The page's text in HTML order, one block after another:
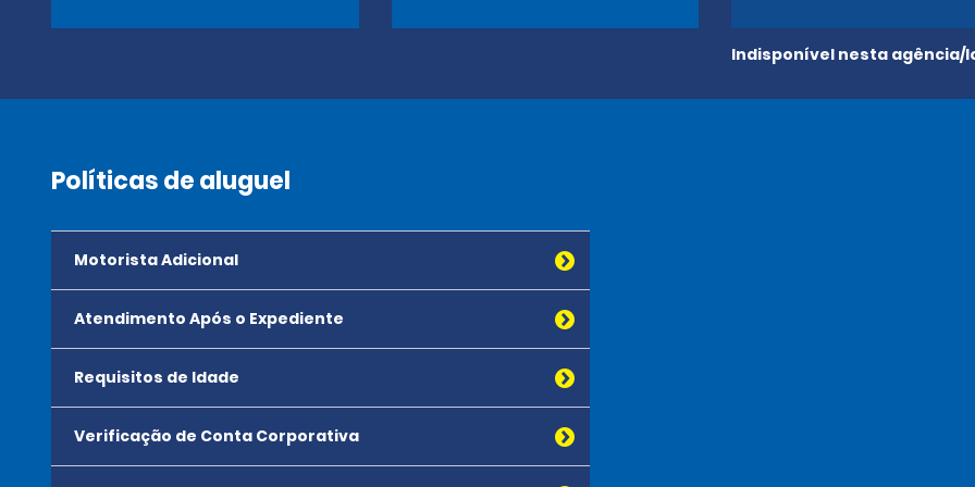
Indisponível nesta agência/
Políticas de aluguel
Motorista Adicional
Atendimento Após o Expediente
Requisitos de Idade
Verificação de Conta Corporativa